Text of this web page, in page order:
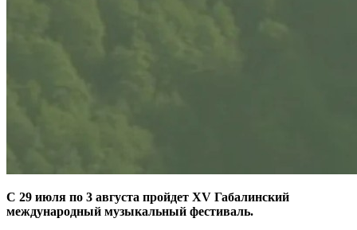
С 29 июля по 3 августа пройдет XV Габалинский
международный музыкальный фестиваль.